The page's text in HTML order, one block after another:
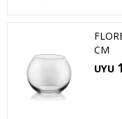
CM
UYU